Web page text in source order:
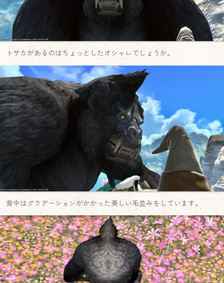
トサカがあるのはちょっとしたオシャレでしょうか。
背中はグラデーションがかかった美しい毛並みをしています。